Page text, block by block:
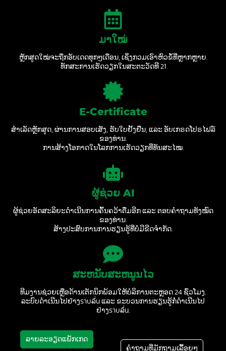
ລາຍລະອຽດແພັກເກດ
ຄຳຖາມທີ່ມັກຖາມເລື້ອຍໆ
ມາໃໝ່
ຫຼັກສູດໃໝ່ຈະຖືກອັບເດດທຸກໆເດືອນ, ເຊິ່ງກວມເອົາຫົວຂໍ້ທີ່ຫຼາກຫຼາຍ.
ທັກສະການເຮັດວຽກໃນສະຕະວັດທີ 21
E-Certificate
ສຳເລັດຫຼັກສູດ, ຜ່ານການສອບເສັງ, ຮັບໃບຢັ້ງຢືນ, ແລະ ອັບເກຣດໂປຣໄຟລ໌
ຂອງທ່ານ.
ການສ້າງໂອກາດໃນໂລກການເຮັດວຽກທີ່ທັນສະໄໝ.
ຜູ້ຊ່ວຍ AI
ຜູ້ຊ່ວຍອັດສະລິຍະດຳເນີນການຄົ້ນຄວ້າຕື່ມອີກ ແລະ ຕອບຄຳຖາມທັງໝົດ
ຂອງທ່ານ.
ສ້າງປະສົບການການຮຽນຮູ້ທີ່ບໍ່ມີຂີດຈຳກັດ.
ສະຫນັບສະຫນູນໄວ
ທີມງານຊ່ວຍເຫຼືອດ້ານເຕັກນິກພ້ອມໃຫ້ບໍລິການຕະຫຼອດ 24 ຊົ່ວໂມງ.
ລະບົບດຳເນີນໄປຢ່າງราบລื่น ແລະ ຂະບວນການຮຽນຮູ້ກໍ່ດຳເນີນໄປ
ຢ່າງราบລื่น.